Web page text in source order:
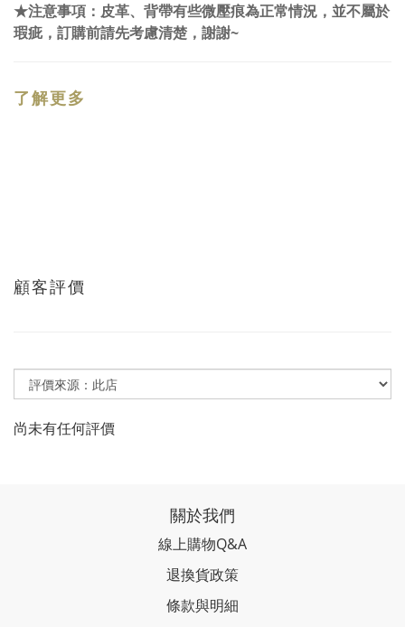
★注意事項：皮革、背帶有些微壓痕為正常情況，並不屬於
瑕疵，訂購前請先考慮清楚，謝謝~
了解更多
顧客評價
尚未有任何評價
關於我們
線上購物Q&A
退換貨政策
條款與明細